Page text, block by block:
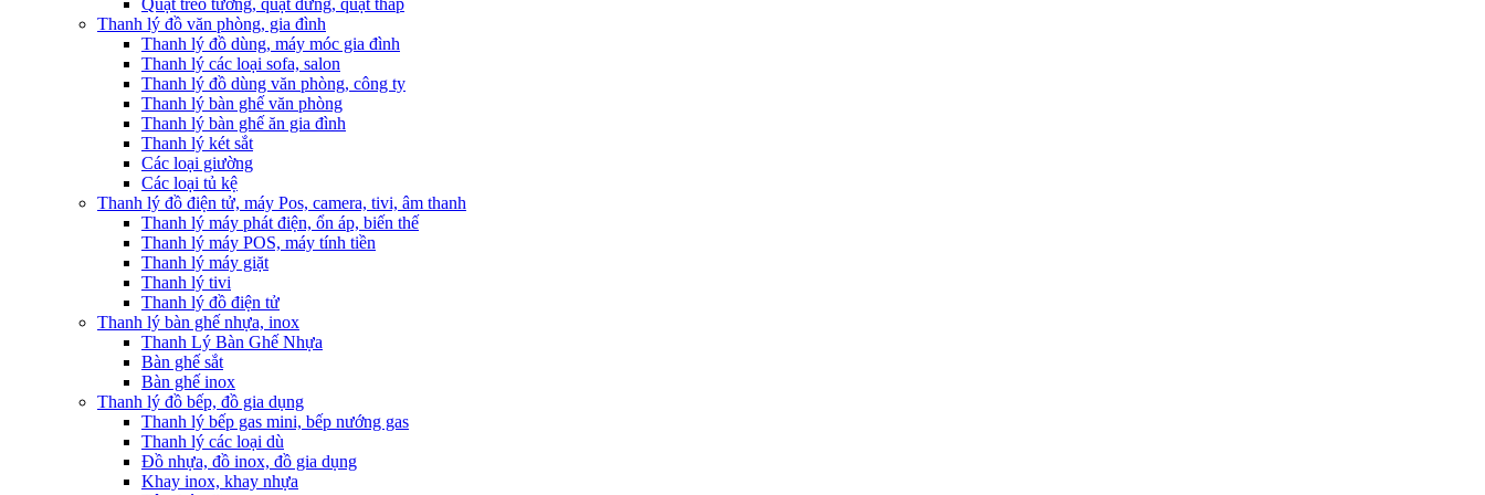
Quạt treo tường, quạt đứng, quạt tháp
Thanh lý đồ văn phòng, gia đình
Thanh lý đồ dùng, máy móc gia đình
Thanh lý các loại sofa, salon
Thanh lý đồ dùng văn phòng, công ty
Thanh lý bàn ghế văn phòng
Thanh lý bàn ghế ăn gia đình
Thanh lý két sắt
Các loại giường
Các loại tủ kệ
Thanh lý đồ điện tử, máy Pos, camera, tivi, âm thanh
Thanh lý máy phát điện, ổn áp, biến thế
Thanh lý máy POS, máy tính tiền
Thanh lý máy giặt
Thanh lý tivi
Thanh lý đồ điện tử
Thanh lý bàn ghế nhựa, inox
Thanh Lý Bàn Ghế Nhựa
Bàn ghế sắt
Bàn ghế inox
Thanh lý đồ bếp, đồ gia dụng
Thanh lý bếp gas mini, bếp nướng gas
Thanh lý các loại dù
Đồ nhựa, đồ inox, đồ gia dụng
Khay inox, khay nhựa